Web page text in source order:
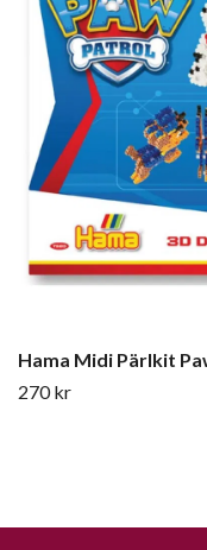
Hama Midi Pärlkit
270 kr